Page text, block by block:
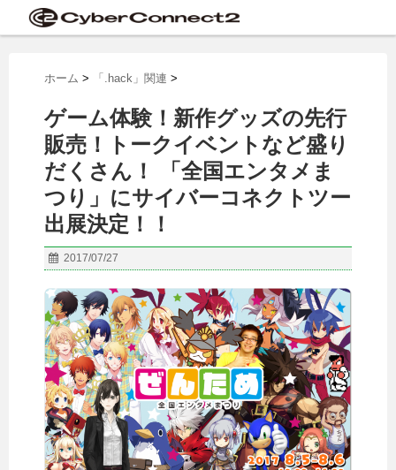
ホーム > 「.hack」関連 >
ゲーム体験！新作グッズの先行
販売！トークイベントなど盛り
だくさん！ 「全国エンタメま
つり」にサイバーコネクトツー
出展決定！！
2017/07/27